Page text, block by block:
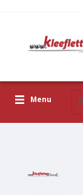
Menu